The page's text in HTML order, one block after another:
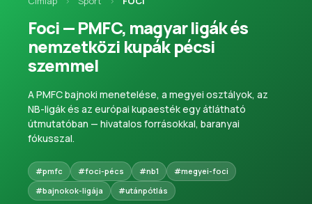
Foci — PMFC, magyar ligák és
nemzetközi kupák pécsi
szemmel
A PMFC bajnoki menetelése, a megyei osztályok, az
NB-ligák és az európai kupaesték egy átlátható
útmutatóban — hivatalos forrásokkal, baranyai
fókusszal.
#pmfc #foci-pécs #nb1
#megyei-foci
#bajnokok-ligája
#utánpótlás